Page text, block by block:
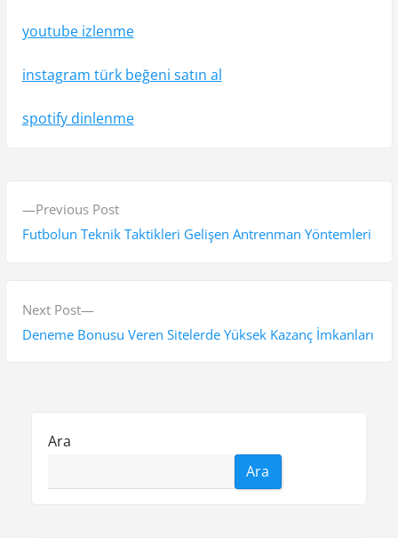
youtube izlenme
instagram türk beğeni satın al
spotify dinlenme
Previous PostP
r
o
Futbolun Teknik Taktikleri Gelişen Antrenman Yöntemleri
Next Post
N
e
Deneme Bonusu Veren Sitelerde Yüksek Kazanç İmkanları
Ara
Ara